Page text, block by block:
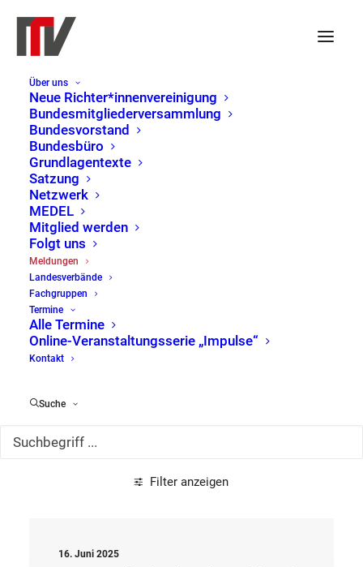
Über uns
Neue Richter*innenvereinigung
Bundesmitgliederversammlung
Bundesvorstand
Bundesbüro
Grundlagentexte
Satzung
Netzwerk
MEDEL
Mitglied werden
Folgt uns
Meldungen
Landesverbände
Fachgruppen
Termine
Alle Termine
Online-Veranstaltungsserie „Impulse“
Kontakt
Suche
Filter anzeigen
16. Juni 2025